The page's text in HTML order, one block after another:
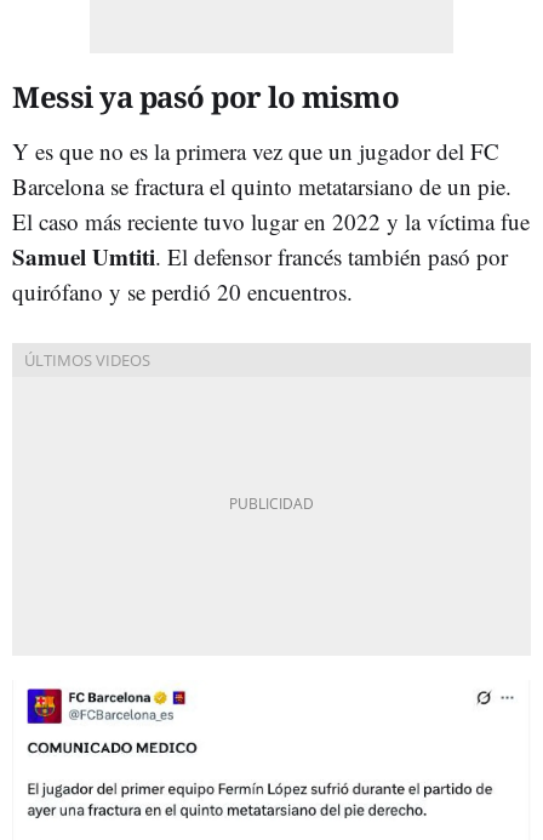
Messi ya pasó por lo mismo
Y es que no es la primera vez que un jugador del FC
Barcelona se fractura el quinto metatarsiano de un pie.
El caso más reciente tuvo lugar en 2022 y la víctima fue
Samuel Umtiti. El defensor francés también pasó por
quirófano y se perdió 20 encuentros.